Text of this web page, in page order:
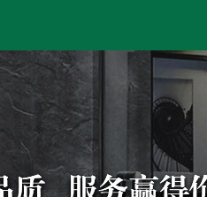
走进康思源
例中心 新闻中心